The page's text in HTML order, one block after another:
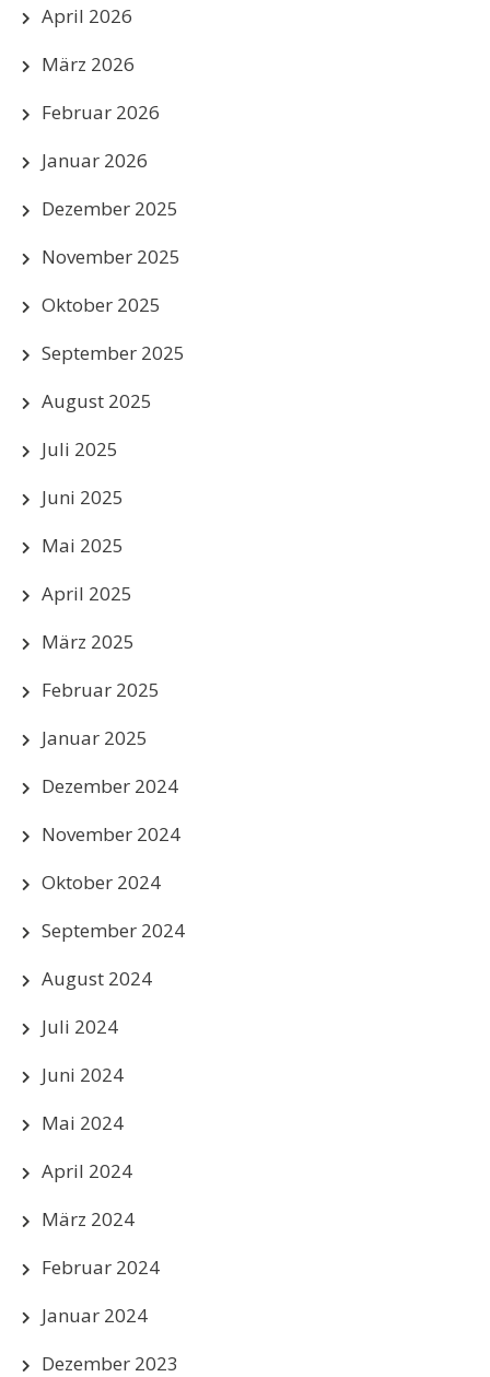
April 2026
März 2026
Februar 2026
Januar 2026
Dezember 2025
November 2025
Oktober 2025
September 2025
August 2025
Juli 2025
Juni 2025
Mai 2025
April 2025
März 2025
Februar 2025
Januar 2025
Dezember 2024
November 2024
Oktober 2024
September 2024
August 2024
Juli 2024
Juni 2024
Mai 2024
April 2024
März 2024
Februar 2024
Januar 2024
Dezember 2023